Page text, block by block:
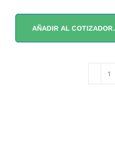
AÑADIR AL COTIZADOR.